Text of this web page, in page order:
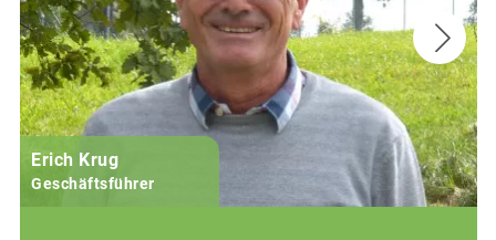
Erich Krug
Geschäftsführer